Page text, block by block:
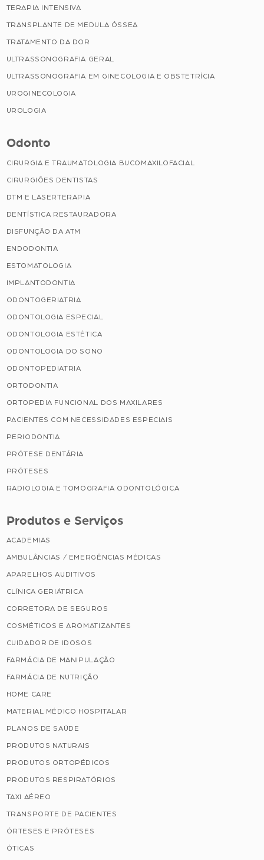
TERAPIA INTENSIVA
TRANSPLANTE DE MEDULA ÓSSEA
TRATAMENTO DA DOR
ULTRASSONOGRAFIA GERAL
ULTRASSONOGRAFIA EM GINECOLOGIA E OBSTETRÍCIA
UROGINECOLOGIA
UROLOGIA
Odonto
CIRURGIA E TRAUMATOLOGIA BUCOMAXILOFACIAL
CIRURGIÕES DENTISTAS
DTM E LASERTERAPIA
DENTÍSTICA RESTAURADORA
DISFUNÇÃO DA ATM
ENDODONTIA
ESTOMATOLOGIA
IMPLANTODONTIA
ODONTOGERIATRIA
ODONTOLOGIA ESPECIAL
ODONTOLOGIA ESTÉTICA
ODONTOLOGIA DO SONO
ODONTOPEDIATRIA
ORTODONTIA
ORTOPEDIA FUNCIONAL DOS MAXILARES
PACIENTES COM NECESSIDADES ESPECIAIS
PERIODONTIA
PRÓTESE DENTÁRIA
PRÓTESES
RADIOLOGIA E TOMOGRAFIA ODONTOLÓGICA
Produtos e Serviços
ACADEMIAS
AMBULÂNCIAS / EMERGÊNCIAS MÉDICAS
APARELHOS AUDITIVOS
CLÍNICA GERIÁTRICA
CORRETORA DE SEGUROS
COSMÉTICOS E AROMATIZANTES
CUIDADOR DE IDOSOS
FARMÁCIA DE MANIPULAÇÃO
FARMÁCIA DE NUTRIÇÃO
HOME CARE
MATERIAL MÉDICO HOSPITALAR
PLANOS DE SAÚDE
PRODUTOS NATURAIS
PRODUTOS ORTOPÉDICOS
PRODUTOS RESPIRATÓRIOS
TAXI AÉREO
TRANSPORTE DE PACIENTES
ÓRTESES E PRÓTESES
ÓTICAS